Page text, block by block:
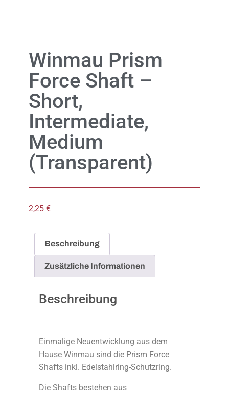
Winmau Prism
Force Shaft –
Short,
Intermediate,
Medium
(Transparent)
2,25 €
Beschreibung
Zusätzliche Informationen
Beschreibung
Einmalige Neuentwicklung aus dem
Hause Winmau sind die Prism Force
Shafts inkl. Edelstahlring-Schutzring.
Die Shafts bestehen aus